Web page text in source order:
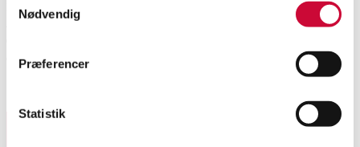
Nødvendig
Præferencer
Statistik
Mads Z. 'Dome' open bangle of partially satin-finished sterling silver
adorned in front with numerous brilliant-cut diamonds set in pavé, totaling
cm. Weight: approx. 16.0 g. Shows slight signs of wear.